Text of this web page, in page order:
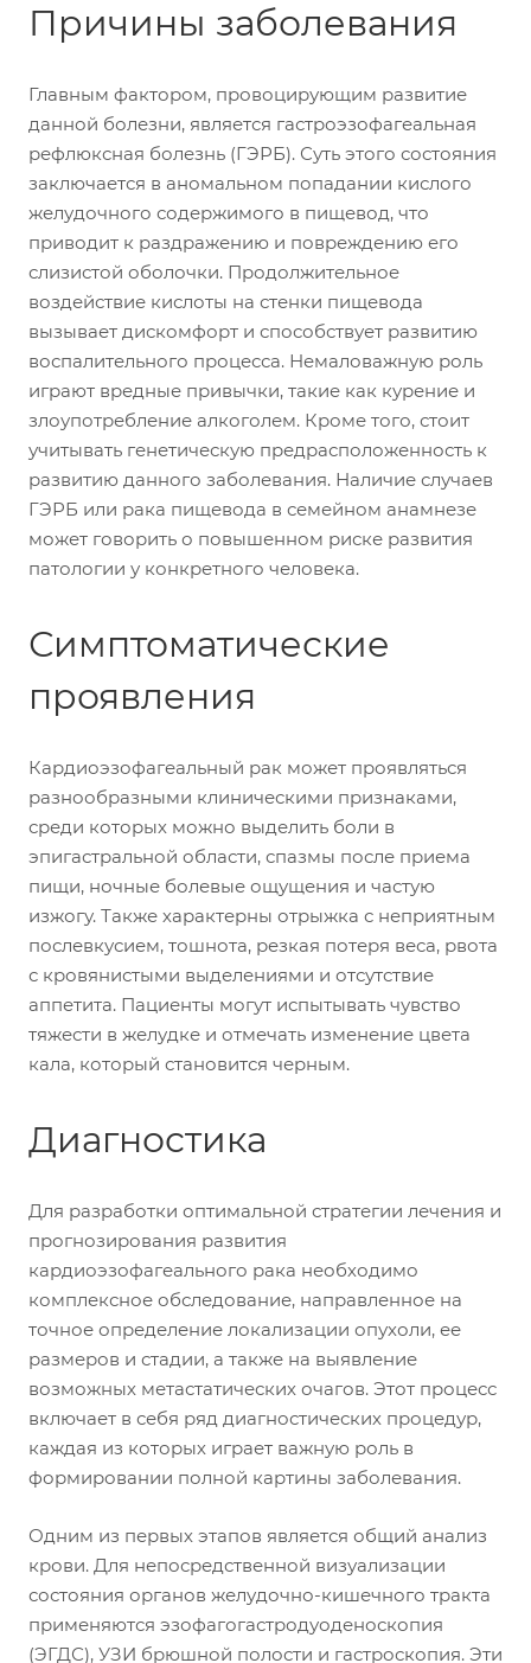
Причины заболевания
Главным фактором, провоцирующим развитие
данной болезни, является гастроэзофагеальная
рефлюксная болезнь (ГЭРБ). Суть этого состояния
заключается в аномальном попадании кислого
желудочного содержимого в пищевод, что
приводит к раздражению и повреждению его
слизистой оболочки. Продолжительное
воздействие кислоты на стенки пищевода
вызывает дискомфорт и способствует развитию
воспалительного процесса. Немаловажную роль
играют вредные привычки, такие как курение и
злоупотребление алкоголем. Кроме того, стоит
учитывать генетическую предрасположенность к
развитию данного заболевания. Наличие случаев
ГЭРБ или рака пищевода в семейном анамнезе
может говорить о повышенном риске развития
патологии у конкретного человека.
Симптоматические
проявления
Кардиоэзофагеальный рак может проявляться
разнообразными клиническими признаками,
среди которых можно выделить боли в
эпигастральной области, спазмы после приема
пищи, ночные болевые ощущения и частую
изжогу. Также характерны отрыжка с неприятным
послевкусием, тошнота, резкая потеря веса, рвота
с кровянистыми выделениями и отсутствие
аппетита. Пациенты могут испытывать чувство
тяжести в желудке и отмечать изменение цвета
кала, который становится черным.
Диагностика
Для разработки оптимальной стратегии лечения и
прогнозирования развития
кардиоэзофагеального рака необходимо
комплексное обследование, направленное на
точное определение локализации опухоли, ее
размеров и стадии, а также на выявление
возможных метастатических очагов. Этот процесс
включает в себя ряд диагностических процедур,
каждая из которых играет важную роль в
формировании полной картины заболевания.
Одним из первых этапов является общий анализ
крови. Для непосредственной визуализации
состояния органов желудочно-кишечного тракта
применяются эзофагогастродуоденоскопия
(ЭГДС), УЗИ брюшной полости и гастроскопия. Эти